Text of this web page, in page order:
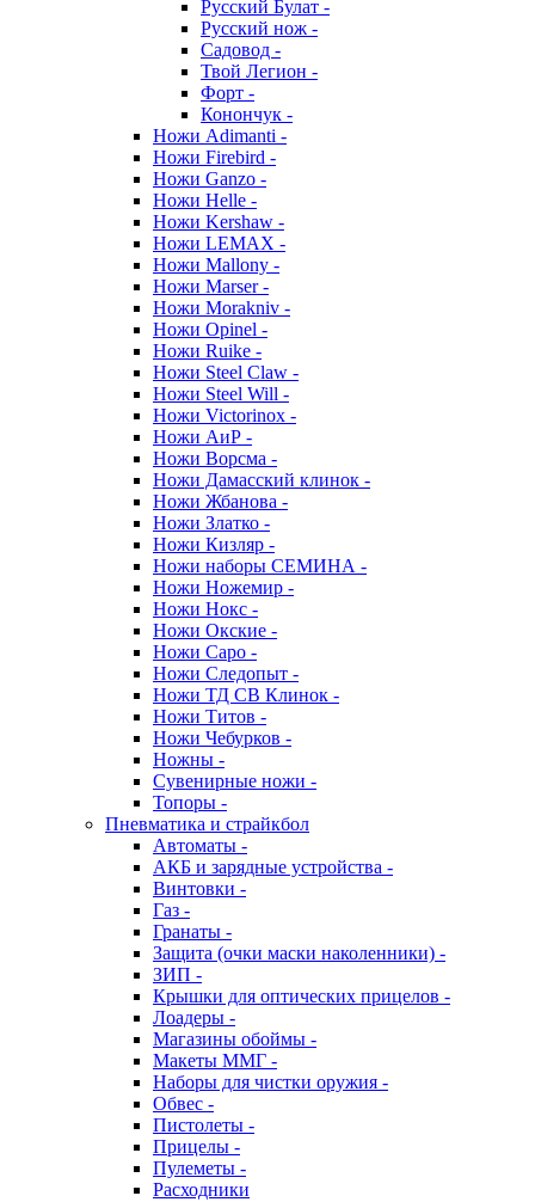
Русский Булат -
Русский нож -
Садовод -
Твой Легион -
Форт -
Конончук -
Ножи Adimanti -
Ножи Firebird -
Ножи Ganzo -
Ножи Helle -
Ножи Kershaw -
Ножи LEMAX -
Ножи Mallony -
Ножи Marser -
Ножи Morakniv -
Ножи Opinel -
Ножи Ruike -
Ножи Steel Claw -
Ножи Steel Will -
Ножи Victorinox -
Ножи АиР -
Ножи Ворсма -
Ножи Дамасский клинок -
Ножи Жбанова -
Ножи Златко -
Ножи Кизляр -
Ножи наборы СЕМИНА -
Ножи Ножемир -
Ножи Нокс -
Ножи Окские -
Ножи Саро -
Ножи Следопыт -
Ножи ТД СВ Клинок -
Ножи Титов -
Ножи Чебурков -
Ножны -
Сувенирные ножи -
Топоры -
Пневматика и страйкбол
Автоматы -
АКБ и зарядные устройства -
Винтовки -
Газ -
Гранаты -
Защита (очки маски наколенники) -
ЗИП -
Крышки для оптических прицелов -
Лоадеры -
Магазины обоймы -
Макеты ММГ -
Наборы для чистки оружия -
Обвес -
Пистолеты -
Прицелы -
Пулеметы -
Расходники